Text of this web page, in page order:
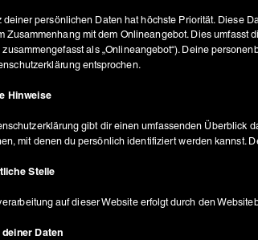
deiner persönlichen Daten hat höchste Priorität. Diese
Zusammenhang mit dem Onlineangebot. Dies
zusammengefasst als „Onlineangebot“). Deine
dieser Datenschutzerklärung entsprochen.
Hinweise
gibt dir einen umfassenden Überblick
Stelle
Daten